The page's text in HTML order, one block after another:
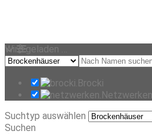
Wird geladen …
Brocki
Netzwerken
Suchtyp auswählen
Suchen